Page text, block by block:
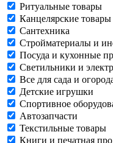
Ритуальные товары
Канцелярские товары
Сантехника
Стройматериалы и
Посуда и кухонные
Светильники и
Все для сада и
Детские игрушки
Спортивное
Автозапчасти
Текстильные товары
Книги и печатная